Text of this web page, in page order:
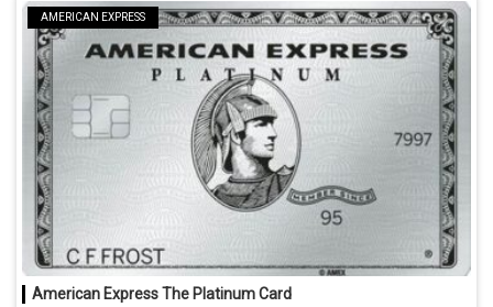
AMERICAN EXPRESS
American Express The Platinum Card